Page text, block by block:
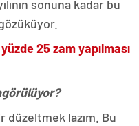
sonuna kadar bu
25 zam yapılması
düzeltmek lazım. Bu